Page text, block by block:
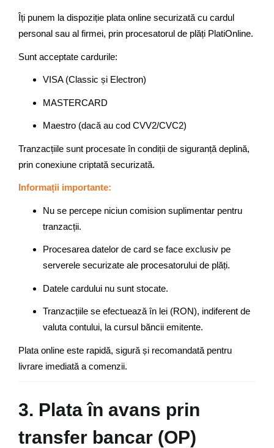
Îți punem la dispoziție plata online securizată cu cardul
personal sau al firmei, prin procesatorul de plăți PlatiOnline.
Sunt acceptate cardurile:
VISA (Classic și Electron)
MASTERCARD
Maestro (dacă au cod CVV2/CVC2)
Tranzacțiile sunt procesate în condiții de siguranță deplină,
prin conexiune criptată securizată.
Informații importante:
Nu se percepe niciun comision suplimentar pentru
tranzacții.
Procesarea datelor de card se face exclusiv pe
serverele securizate ale procesatorului de plăți.
Datele cardului nu sunt stocate.
Tranzacțiile se efectuează în lei (RON), indiferent de
valuta contului, la cursul băncii emitente.
Plata online este rapidă, sigură și recomandată pentru
livrare imediată a comenzii.
3. Plata în avans prin
transfer bancar (OP)